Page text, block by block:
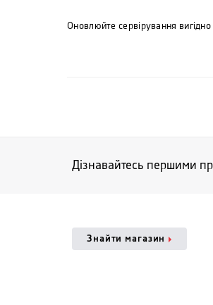
Оновлюйте сервірування
Дізнавайтесь першими
Знайти магазин